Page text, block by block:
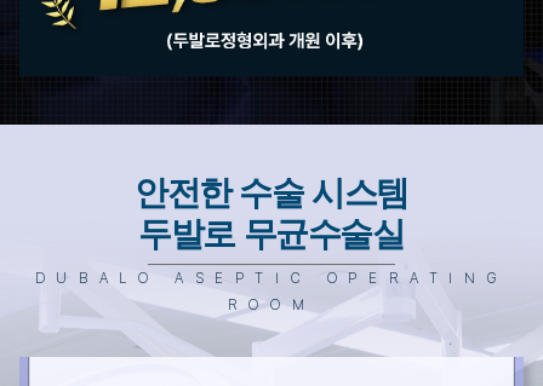
안전한 수술 시스템
두발로 무균수술실
DUBALO ASEPTIC OPERATING
ROOM